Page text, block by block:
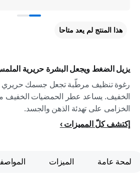
يزيل الضغط ويجعل البشرة حريرية
رغوة تنظيف مرطّبة تجعل جسمك حريري
الخفيف. يساعد عطر الحمضيات الخفيف
الخزامى على تهدئة الذهن والجسد.
إكتشف كلّ المميزات
هذا المنتج لم يعد متاحا
لمحة عامة الميزات